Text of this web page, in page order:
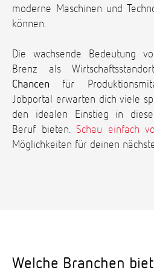
moderne Maschinen und
können.
Die wachsende Bedeutung
Brenz als
Chancen für
Jobportal erwarten dich viele
den idealen Einstieg in
Beruf bieten. Schau einfach
Möglichkeiten für deinen
Welche Branchen